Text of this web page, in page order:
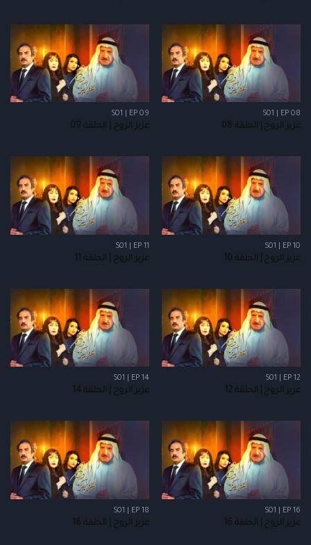
S01 | EP 08
عزيز الروح | الحلقة 08
S01 | EP 09
عزيز الروح | الحلقة 09
S01 | EP 10
عزيز الروح | الحلقة 10
S01 | EP 11
عزيز الروح | الحلقة 11
S01 | EP 12
عزيز الروح | الحلقة 12
S01 | EP 14
عزيز الروح | الحلقة 14
S01 | EP 16
عزيز الروح | الحلقة 16
S01 | EP 18
عزيز الروح | الحلقة 18